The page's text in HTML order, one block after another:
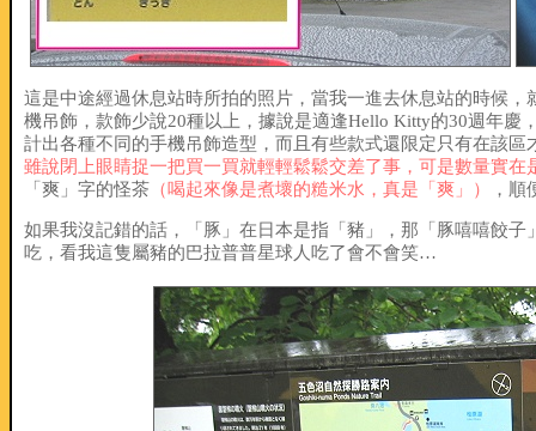
這是中途經過休息站時所拍的照片，當我一進去休息站的時候
機吊飾，款飾少說20種以上，據說是適逢Hello Kitty的30週年
計出各種不同的手機吊飾造型，而且有些款式還限定只有在該區
雖說閉上眼睛捉一把買一買就輕輕鬆鬆交差了事，可是數量實在
「爽」字的怪茶 （喝起來像是煮壞的糙米水，真是「爽」） ，
如果我沒記錯的話，「豚」在日本是指「豬」，那「豚嘻嘻餃
吃，看我這隻屬豬的巴拉普普星球人吃了會不會笑…